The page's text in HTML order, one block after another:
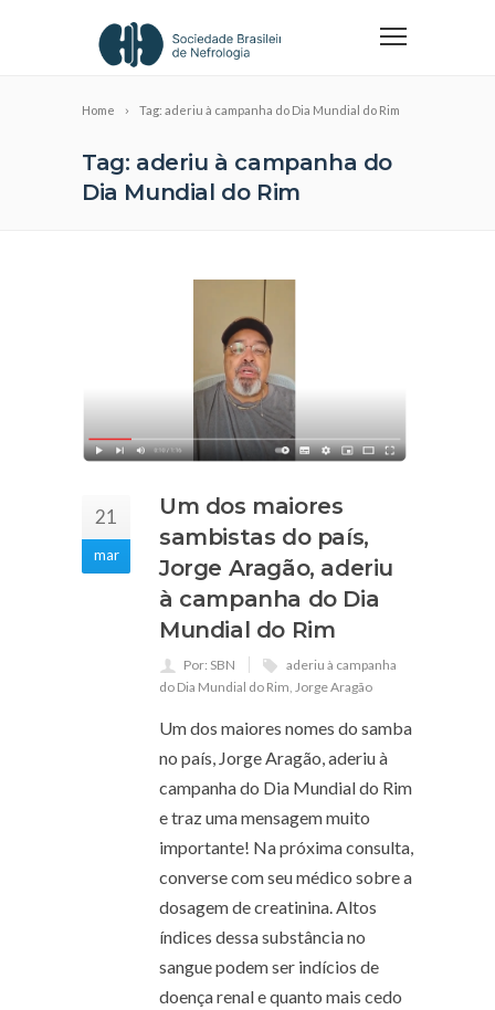
Home Tag: aderiu à campanha do Dia Mundial do Rim
Tag: aderiu à campanha do
Dia Mundial do Rim
21
mar
Um dos maiores
sambistas do país,
Jorge Aragão, aderiu
à campanha do Dia
Mundial do Rim
Por: SBN
aderiu à campanha
do Dia Mundial do Rim Jorge Aragão
Um dos maiores nomes do samba
no país, Jorge Aragão, aderiu à
campanha do Dia Mundial do Rim
e traz uma mensagem muito
importante! Na próxima consulta,
converse com seu médico sobre a
dosagem de creatinina. Altos
índices dessa substância no
sangue podem ser indícios de
doença renal e quanto mais cedo